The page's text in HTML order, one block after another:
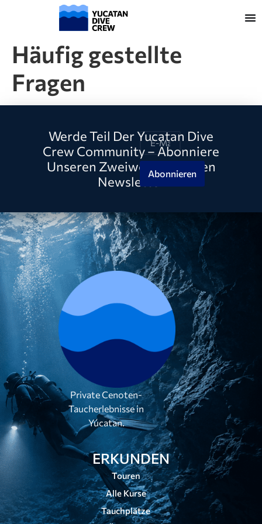
Häufig gestellte
Fragen
Werde Teil Der Yucatan Dive
Crew Community – Abonniere
Unseren Zweiwöchentlichen
NewsletterAbonnieren
Private Cenoten-
Taucherlebnisse in
Yúcatan.
ERKUNDEN
Touren
Alle Kurse
Tauchplätze